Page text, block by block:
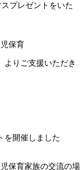
プレゼントをいた
保育
よりご支援いただき
を開催しました
保育家族の交流の場